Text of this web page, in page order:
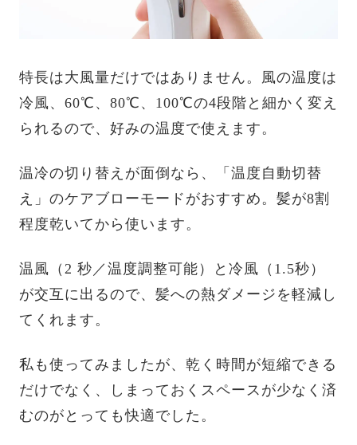
特長は大風量だけではありません。風の温度は
冷風、60℃、80℃、100℃の4段階と細かく変え
られるので、好みの温度で使えます。
温冷の切り替えが面倒なら、「温度自動切替
え」のケアブローモードがおすすめ。髪が8割
程度乾いてから使います。
温風（2 秒／温度調整可能）と冷風（1.5秒）
が交互に出るので、髪への熱ダメージを軽減し
てくれます。
私も使ってみましたが、乾く時間が短縮できる
だけでなく、しまっておくスペースが少なく済
むのがとっても快適でした。